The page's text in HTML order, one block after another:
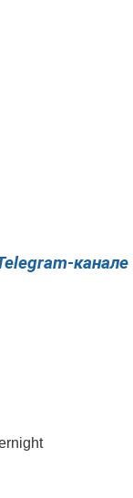
канале